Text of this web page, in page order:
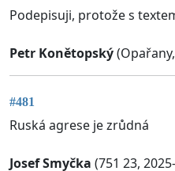
Podepisuji, protože s
Petr Konětopský
#481
Ruská agrese je zrůdná
Josef Smyčka (751 23,